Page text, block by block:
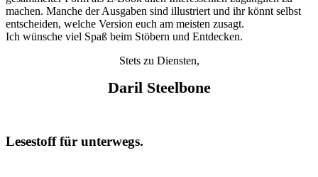
machen. Manche der Ausgaben sind illustriert und ihr könnt selbst
entscheiden, welche Version euch am meisten zusagt.
Ich wünsche viel Spaß beim Stöbern und Entdecken.
Stets zu Diensten,
Daril Steelbone
Lesestoff für unterwegs.